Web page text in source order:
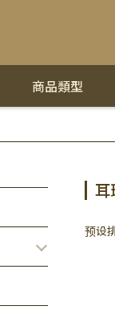
商品類型
预设